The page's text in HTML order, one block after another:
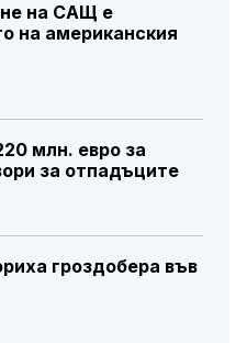
на САЩ е
на американския
млн. евро за
за отпадъците
гроздобера във